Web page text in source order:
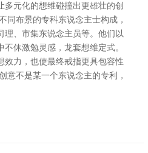
元化的想维碰撞出更雄壮的创
同布景的专科东说念主士构成，
理、市集东说念主员等。他们以
休激勉灵感，龙套想维定式。
效力，也使最终戒指更具包容性
意不是某一个东说念主的专利，